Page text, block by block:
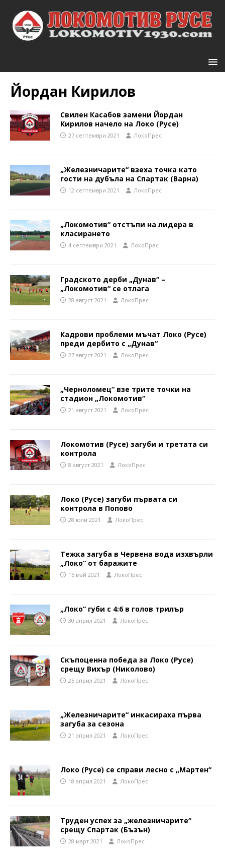
Йордан Кирилов
Свилен Касабов замени Йордан
Кирилов начело на Локо (Русе)
27 септември 2021 ЛокоПрес
„Железничарите“ взеха точка като
гости на дубъла на Спартак (Варна)
12 септември 2021 ЛокоПрес
„Локомотив“ отстъпи на лидера в
класирането
4 септември 2021 ЛокоПрес
Градското дерби „Дунав“ –
„Локомотив“ се отлага
28 август 2021 ЛокоПрес
Кадрови проблеми мъчат Локо (Русе)
преди дербито с „Дунав“
27 август 2021 ЛокоПрес
„Черноломец“ взе трите точки на
стадион „Локомотив“
21 август 2021 ЛокоПрес
Локомотив (Русе) загуби и третата си
контрола
8 август 2021 ЛокоПрес
Локо (Русе) загуби първата си
контрола в Попово
28 юли 2021 ЛокоПрес
Тежка загуба в Червена вода изхвърли
„Локо“ от баражите
15 май 2021 ЛокоПрес
„Локо“ губи с 4:6 в голов трилър
30 април 2021 ЛокоПрес
Скъпоценна победа за Локо (Русе)
срещу Вихър (Николово)
25 април 2021 ЛокоПрес
„Железничарите“ инкасираха първа
загуба за сезонa
21 април 2021 ЛокоПрес
Локо (Русе) се справи лесно с „Мартен“
18 април 2021 ЛокоПрес
Труден успех за „железничарите“
срещу Спартак (Бъзън)
28 март 2021 ЛокоПрес